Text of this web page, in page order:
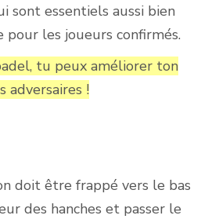
sont essentiels aussi bien
les joueurs confirmés.
tu peux améliorer ton
adversaires !
doit être frappé vers le bas
des hanches et passer le